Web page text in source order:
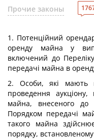
Прочие законы
1. Потенційний
оренду майна у
включений до
передачі майна в
2. Особи, які мають
проведення
майна, внесеного до
Порядком передачі
такого майна
порядку,